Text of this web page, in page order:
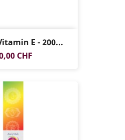
E - 200...
CHF